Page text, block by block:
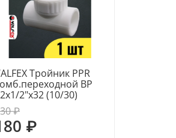
Тройник PPR
ВР
2"х32 (10/30)
₽
₽